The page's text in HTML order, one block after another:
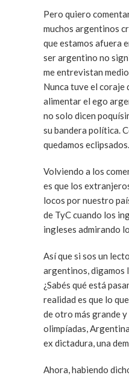
Pero quiero
muchos argentinos
que estamos afuera
ser argentino no
me entrevistan
Nunca tuve el coraje
alimentar el ego
no solo dicen
su bandera política.
quedamos eclipsados.
Volviendo a los
es que los
locos por nuestro
de TyC cuando los
ingleses admirando
Así que si sos un
argentinos, digamos
¿Sabés qué está
realidad es que lo
de otro más grande
olimpíadas,
ex dictadura, una
Ahora, habiendo